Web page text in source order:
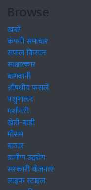
Browse
खबरें
कंपनी समाचार
सफल किसान
साक्षात्कार
बागवानी
औषधीय फसलें
पशुपालन
मशीनरी
खेती-बाड़ी
मौसम
बाजार
ग्रामीण उद्द्योग
सरकारी योजनाएं
लाइफ स्टाइल